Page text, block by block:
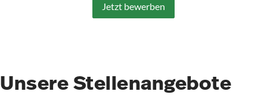
Jetzt bewerben
Unsere Stellenangebote